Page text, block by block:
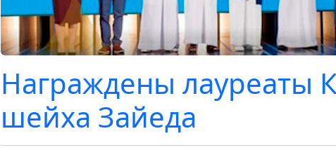
Награждены лауреаты
шейха Зайеда